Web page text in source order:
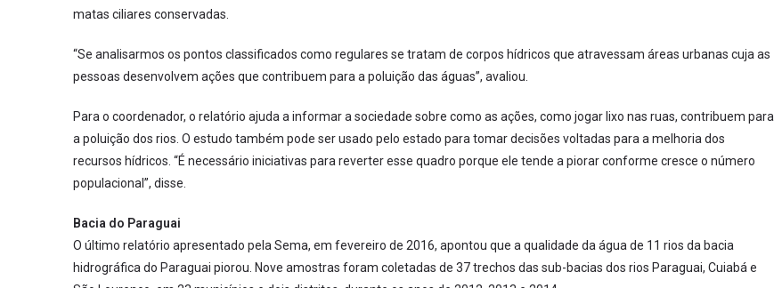
matas ciliares conservadas.
“Se analisarmos os pontos classificados como regulares se tratam de corpos hídricos que atravessam áreas urbanas cuja as
pessoas desenvolvem ações que contribuem para a poluição das águas”, avaliou.
Para o coordenador, o relatório ajuda a informar a sociedade sobre como as ações, como jogar lixo nas ruas, contribuem para
a poluição dos rios. O estudo também pode ser usado pelo estado para tomar decisões voltadas para a melhoria dos
recursos hídricos. “É necessário iniciativas para reverter esse quadro porque ele tende a piorar conforme cresce o número
populacional”, disse.
Bacia do Paraguai
O último relatório apresentado pela Sema, em fevereiro de 2016, apontou que a qualidade da água de 11 rios da bacia
hidrográfica do Paraguai piorou. Nove amostras foram coletadas de 37 trechos das sub-bacias dos rios Paraguai, Cuiabá e